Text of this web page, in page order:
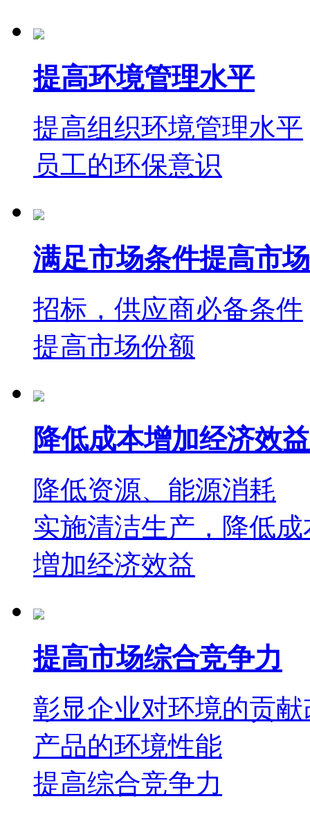
提高环境管理水平
提高组织环境管理水平
员工的环保意识
满足市场条件提高市
招标，供应商必备条件
提高市场份额
降低成本增加经济效益
降低资源、能源消耗
实施清洁生产，降低成
増加经济效益
提高市场综合竞争力
彰显企业对环境的贡献
产品的环境性能
提高综合竞争力